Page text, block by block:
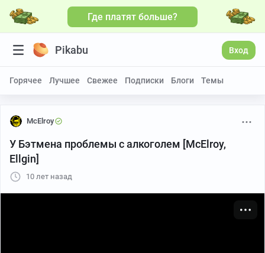
Где платят больше?
Pikabu Вход
Горячее Лучшее Свежее Подписки Блоги Темы
McElroy
У Бэтмена проблемы с алкоголем [McElroy,
Ellgin]
10 лет назад
Больше видео